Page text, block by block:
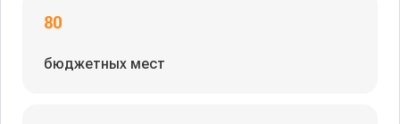
80
бюджетных мест